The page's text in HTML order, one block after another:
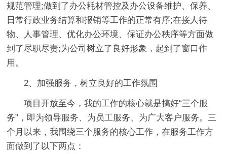
规范管理;做到了办公耗材管控及办公设备维护、保养、
日常行政业务结算和报销等工作的正常有序;在接人待
物、人事管理、优化办公环境、保证办公秩序等方面做
到了尽职尽责;为公司树立了良好形象，起到了窗口作
用。
2、加强服务，树立良好的工作氛围
项目开放至今，我的工作的核心就是搞好“三个服
务”，即为领导服务、为员工服务、为广大客户服务。三
个月以来，我围绕三个服务的核心工作，在服务工作方
面做到了以下两点：